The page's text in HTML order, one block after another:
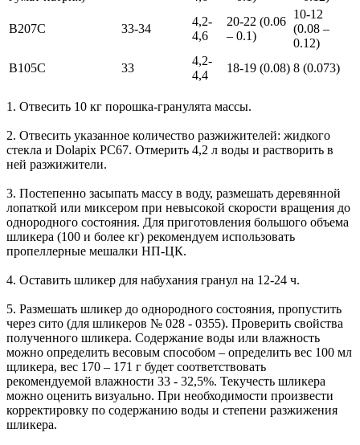
B207C 33-34
4,2-
4,6
20-22 (0.06
– 0.1)
10-12
(0.08 –
0.12)
B105C
33
4,2-
4,4
18-19 (0.08) 8 (0.073)
1. Отвесить 10 кг порошка-гранулята массы.
2. Отвесить указанное количество разжижителей: жидкого
стекла и Dolapix PC67. Отмерить 4,2 л воды и растворить в
ней разжижители.
3. Постепенно засыпать массу в воду, размешать деревянной
лопаткой или миксером при невысокой скорости вращения до
однородного состояния. Для приготовления большого объема
шликера (100 и более кг) рекомендуем использовать
пропеллерные мешалки НП-ЦК.
4. Оставить шликер для набухания гранул на 12-24 ч.
5. Размешать шликер до однородного состояния, пропустить
через сито (для шликеров № 028 - 0355). Проверить свойства
полученного шликера. Содержание воды или влажность
можно определить весовым способом – определить вес 100 мл
щликера, вес 170 – 171 г будет соответствовать
рекомендуемой влажности 33 - 32,5%. Текучесть шликера
можно оценить визуально. При необходимости произвести
корректировку по содержанию воды и степени разжижения
шликера.